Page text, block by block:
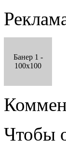
Банер 1 -
100x100
Чтобы